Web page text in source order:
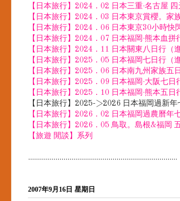
【日本旅行】2024．02 日本三重·名古屋
【日本旅行】2024．03 日本東京賞櫻。家
【日本旅行】2024．06 日本東京30小時快
【日本旅行】2024．07 日本福岡·熊本血拼
【日本旅行】2024．11 日本關東八日行（
【日本旅行】2025．05 日本福岡七日行（
【日本旅行】2025．06 日本南九州家族五
【日本旅行】2025．09 日本福岡·大阪七日
【日本旅行】2025．10 日本福岡·熊本五日
【日本旅行】2025->2026 日本福岡過新年
【日本旅行】2026．02 日本福岡過農曆年
【日本旅行】2026．05 鳥取。島根&福岡
【旅遊 閒談】系列
............................................................................
2007年9月16日 星期日